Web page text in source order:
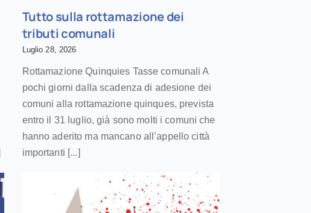
Tutto sulla rottamazione dei
tributi comunali
Luglio 28, 2026
Rottamazione Quinquies Tasse comunali A
pochi giorni dalla scadenza di adesione dei
comuni alla rottamazione quinques, prevista
entro il 31 luglio, già sono molti i comuni che
hanno aderito ma mancano all’appello città
importanti [...]